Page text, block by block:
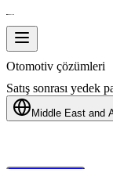
Otomotiv çözümleri
Satış sonrası yedek
Middle East and